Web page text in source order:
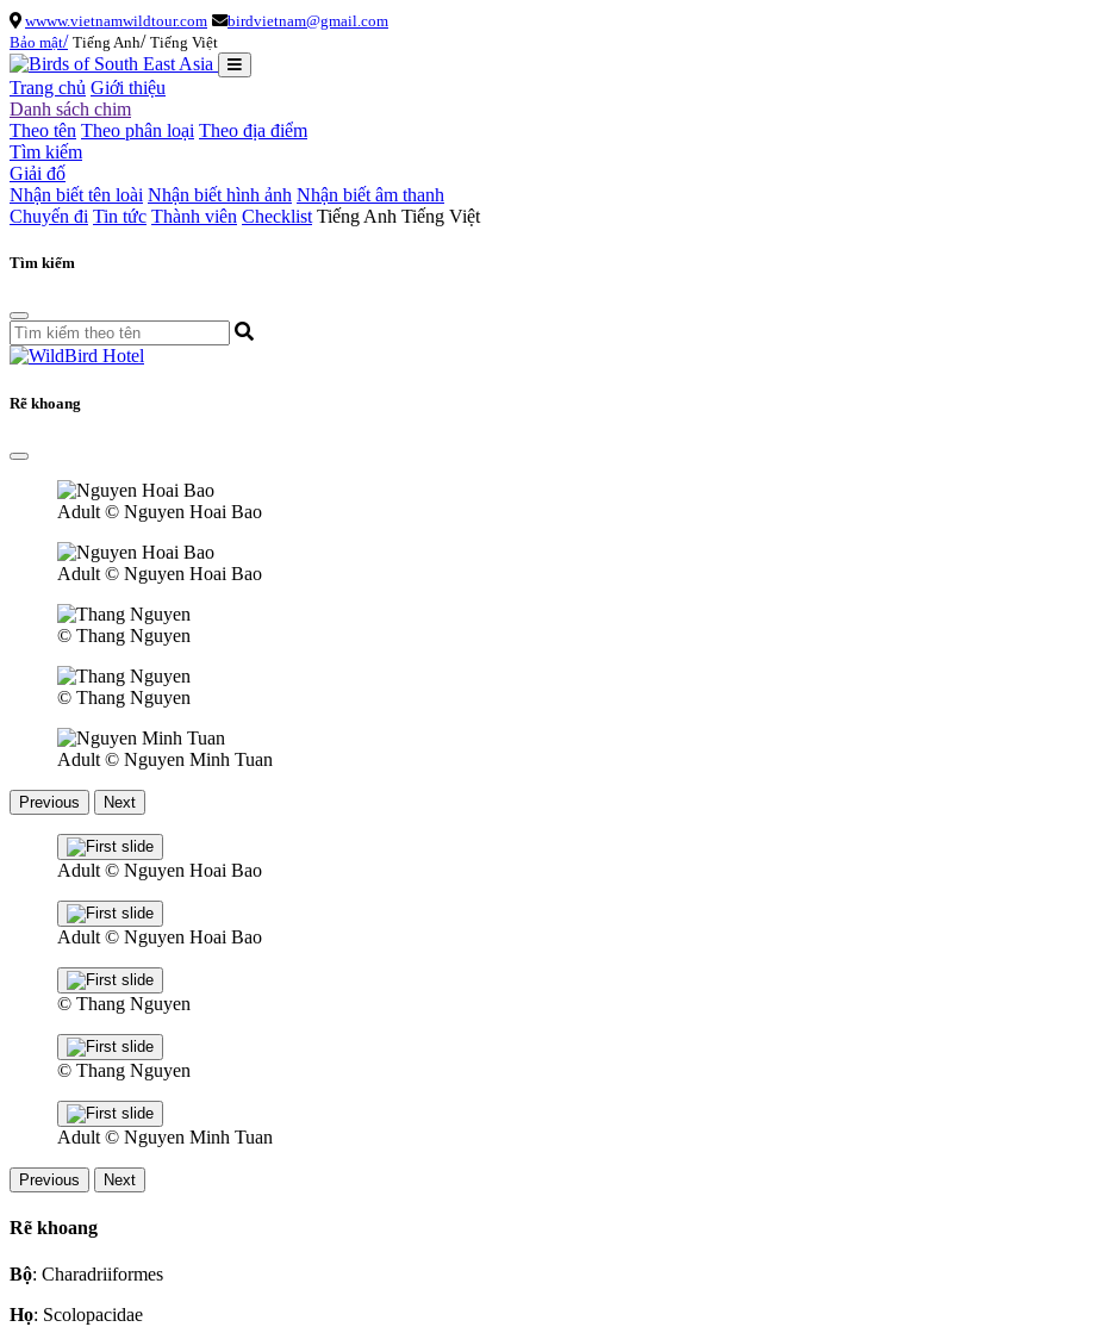
wwww.vietnamwildtour.com
birdvietnam@gmail.com
Bảo mật/ Tiếng Anh/ Tiếng Việt
Trang chủ Giới thiệu
Danh sách chim
Theo tên Theo phân loại Theo địa điểm
Tìm kiếm
Giải đố
Nhận biết tên loài Nhận biết hình ảnh Nhận biết âm thanh
Chuyến đi Tin tức Thành viên Checklist Tiếng Anh Tiếng Việt
Tìm kiếm
Rẽ khoang
Adult © Nguyen Hoai Bao
Adult © Nguyen Hoai Bao
© Thang Nguyen
© Thang Nguyen
Adult © Nguyen Minh Tuan
Previous Next
Adult © Nguyen Hoai Bao
Adult © Nguyen Hoai Bao
© Thang Nguyen
© Thang Nguyen
Adult © Nguyen Minh Tuan
Previous Next
Rẽ khoang
Bộ: Charadriiformes
Họ: Scolopacidae